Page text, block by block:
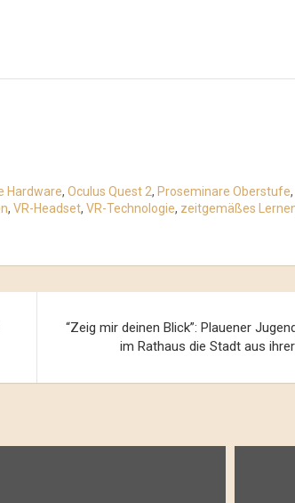
Hardware, Oculus Quest 2, Proseminare Oberstufe,
, VR-Headset, VR-Technologie, zeitgemäßes
“Zeig mir deinen Blick”: Plauener
im Rathaus die Stadt aus